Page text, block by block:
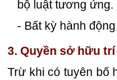
bộ luật tương ứng.
- Bất kỳ hành
3. Quyền sở hữu trí
Trừ khi có tuyên bố